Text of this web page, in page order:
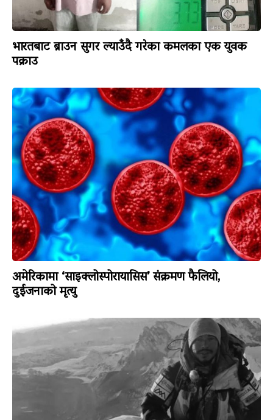
भारतबाट ब्राउन सुगर ल्याउँदै गरेका कमलका एक युवक
पक्राउ
अमेरिकामा ‘साइक्लोस्पोरायासिस’ संक्रमण फैलियो,
दुईजनाको मृत्यु